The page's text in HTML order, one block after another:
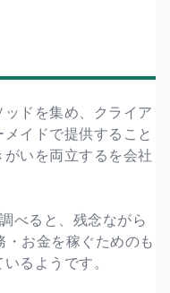
ドを集め、クライア
イドで提供すること
いを両立するを会社
べると、残念ながら
お金を稼ぐためのも
るようです。